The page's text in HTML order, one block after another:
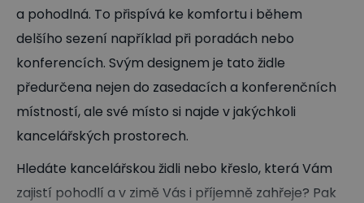
a pohodlná. To přispívá ke komfortu i během
delšího sezení například při poradách nebo
konferencích. Svým designem je tato židle
předurčena nejen do zasedacích a konferenčních
místností, ale své místo si najde v jakýchkoli
kancelářských prostorech.
Hledáte kancelářskou židli nebo křeslo, která Vám
zajistí pohodlí a v zimě Vás i příjemně zahřeje? Pak